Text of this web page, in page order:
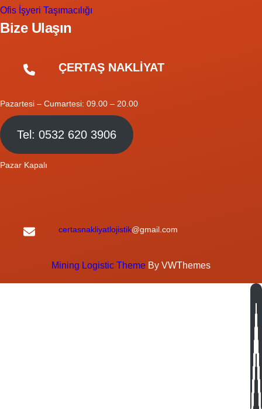
Ofis İşyeri Taşımacılığı
Bize Ulaşın
ÇERTAŞ NAKLİYAT
Pazartesi – Cumartesi: 09.00 – 20.00
Tel: 0532 620 3906
Pazar Kapalı
certasnakliyatlojistik@gmail.com
Mining Logistic Theme By VWThemes